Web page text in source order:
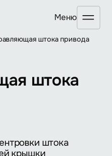
Mеню
штока привода
штока
штока
крышки